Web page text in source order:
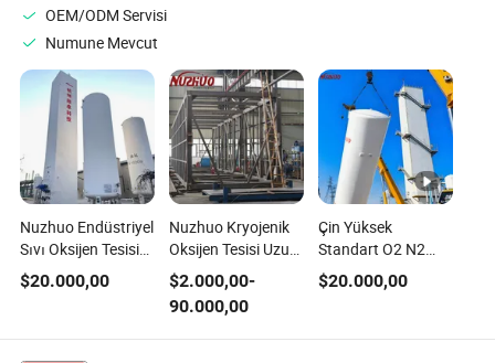
OEM/ODM Servisi
Numune Mevcut
Nuzhuo Endüstriyel
Sıvı Oksijen Tesisi
Kryojenik Hava
Ayırma Tesisi
$20.000,00
Nuzhuo Kryojenik
Oksijen Tesisi Uzun
Servis Ömrü
Kryojenik Sıvı Azot
Ekipmanı
$2.000,00-
90.000,00
Çin Yüksek
Standart O2 N2
Hava Ayırma
Oksijen Tesisi
Ekipmanı
$20.000,00